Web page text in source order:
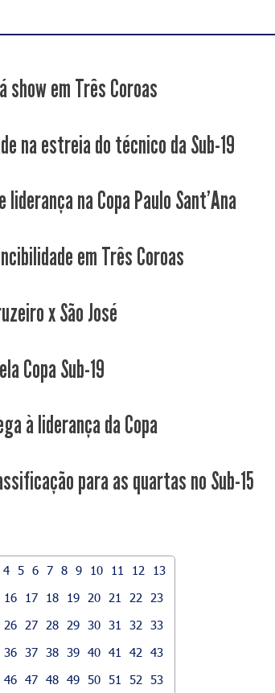
show em Três Coroas
na estreia do técnico da Sub-19
liderança na Copa Paulo Sant'Ana
em Três Coroas
x São José
Copa Sub-19
à liderança da Copa
para as quartas no Sub-15
4 5 6 7 8 9 10 11 12
13
16 17 18 19 20 21 22
23
26 27 28 29 30 31 32
33
36 37 38 39 40 41 42
43
46 47 48 49 50 51 52
53